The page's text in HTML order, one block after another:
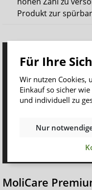
Produkt zur
MoliCare
Für Ihre
Wir nutzen Cookies,
Einkauf so sicher
und individuell zu
Nur